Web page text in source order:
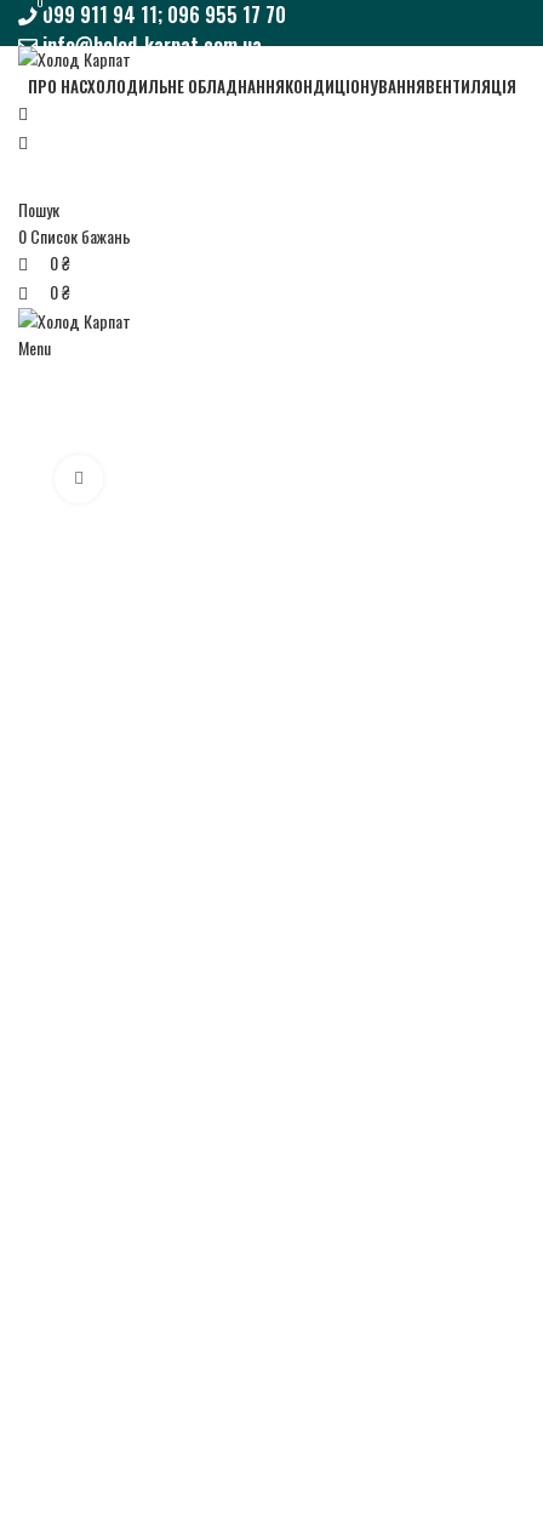
099 911 94 11; 096 955 17 70
info@holod-karpat.com.ua
099 911 94 11; 096 955 17 70
info@holod-karpat.com.ua
ПРО НАСХОЛОДИЛЬНЕ ОБЛАДНАННЯКОНДИЦІОНУВАННЯВЕНТИЛЯЦІЯ
Пошук
0Список бажань
0₴
0₴
Menu